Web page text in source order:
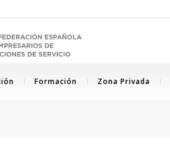
Formación Zona Privada